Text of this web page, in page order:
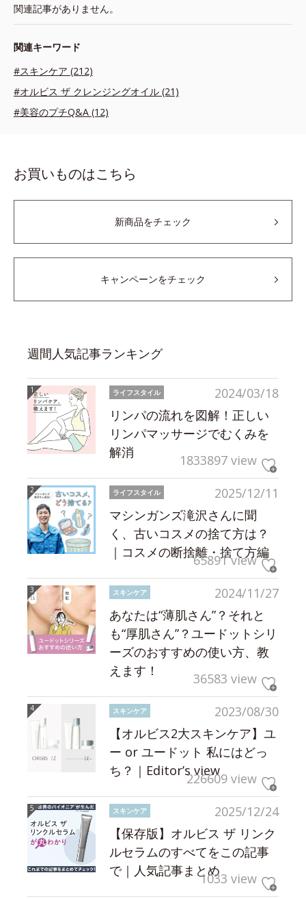
関連記事がありません。
関連キーワード
#スキンケア (212)
#オルビス ザ クレンジングオイル (21)
#美容のプチQ&A (12)
お買いものはこちら
新商品をチェック
キャンペーンをチェック
週間人気記事ランキング
2024/03/18
ライフスタイル
リンパの流れを図解！正しい
リンパマッサージでむくみを
解消
1833897 view
2025/12/11
ライフスタイル
マシンガンズ滝沢さんに聞
く、古いコスメの捨て方は？
｜コスメの断捨離・捨て方編
65891 view
2024/11/27
スキンケア
あなたは“薄肌さん”？それと
も“厚肌さん”？ユードットシリ
ーズのおすすめの使い方、教
えます！
36583 view
2023/08/30
スキンケア
【オルビス2大スキンケア】ユ
ー or ユードット 私にはどっ
ち？｜Editor’s view226609 view
2025/12/24
スキンケア
【保存版】オルビス ザ リンク
ルセラムのすべてをこの記事
で｜人気記事まとめ1033 view